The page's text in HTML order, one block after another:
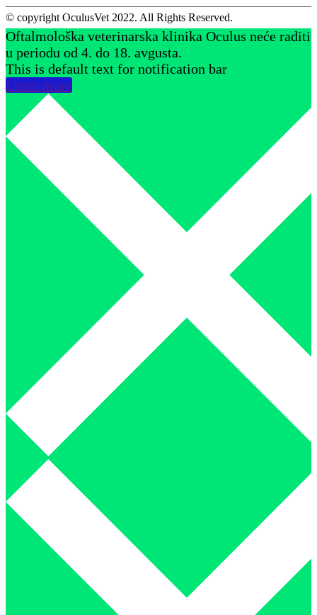
© copyright OculusVet 2022. All Rights Reserved.
Oftalmološka veterinarska klinika Oculus neće raditi
u periodu od 4. do 18. avgusta.
This is default text for notification bar
Learn more